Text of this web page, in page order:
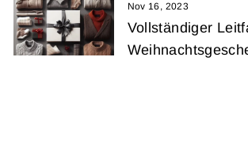
Nov 16, 2023
Vollständiger